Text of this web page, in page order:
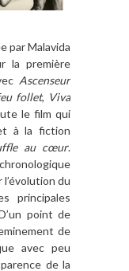
par Malavida
la première
Ascenseur
follet, Viva
le film qui
à la fiction
au cœur.
du
principales
point de
de
avec peu
de la